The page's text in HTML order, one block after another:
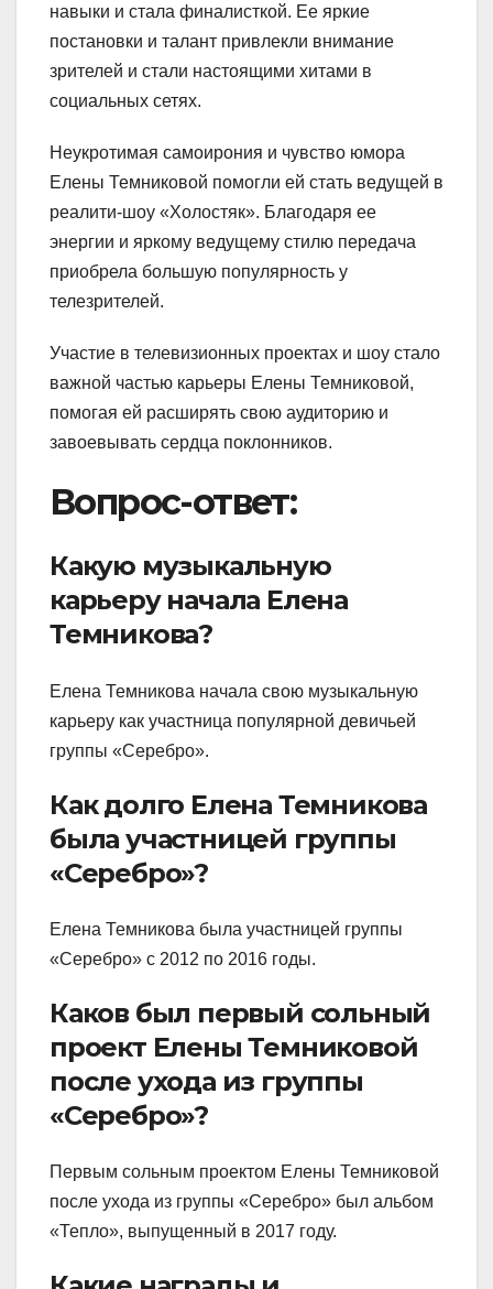
навыки и стала финалисткой. Ее яркие
постановки и талант привлекли внимание
зрителей и стали настоящими хитами в
социальных сетях.
Неукротимая самоирония и чувство юмора
Елены Темниковой помогли ей стать ведущей в
реалити-шоу «Холостяк». Благодаря ее
энергии и яркому ведущему стилю передача
приобрела большую популярность у
телезрителей.
Участие в телевизионных проектах и шоу стало
важной частью карьеры Елены Темниковой,
помогая ей расширять свою аудиторию и
завоевывать сердца поклонников.
Вопрос-ответ:
Какую музыкальную
карьеру начала Елена
Темникова?
Елена Темникова начала свою музыкальную
карьеру как участница популярной девичьей
группы «Серебро».
Как долго Елена Темникова
была участницей группы
«Серебро»?
Елена Темникова была участницей группы
«Серебро» с 2012 по 2016 годы.
Каков был первый сольный
проект Елены Темниковой
после ухода из группы
«Серебро»?
Первым сольным проектом Елены Темниковой
после ухода из группы «Серебро» был альбом
«Тепло», выпущенный в 2017 году.